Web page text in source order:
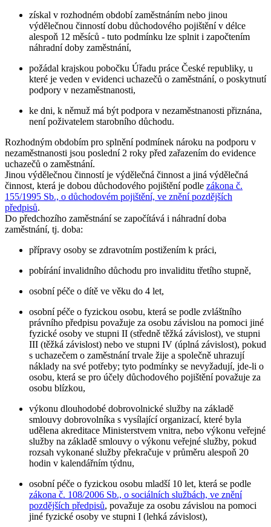
získal v rozhodném období zaměstnáním nebo jinou
výdělečnou činností dobu důchodového pojištění v délce
alespoň 12 měsíců - tuto podmínku lze splnit i započtením
náhradní doby zaměstnání,
požádal krajskou pobočku Úřadu práce České republiky, u
které je veden v evidenci uchazečů o zaměstnání, o poskytnutí
podpory v nezaměstnanosti,
ke dni, k němuž má být podpora v nezaměstnanosti přiznána,
není poživatelem starobního důchodu.
Rozhodným obdobím pro splnění podmínek nároku na podporu v
nezaměstnanosti jsou poslední 2 roky před zařazením do evidence
uchazečů o zaměstnání.
Jinou výdělečnou činností je výdělečná činnost a jiná výdělečná
činnost, která je dobou důchodového pojištění podle zákona č.
155/1995 Sb., o důchodovém pojištění, ve znění pozdějších
předpisů.
Do předchozího zaměstnání se započítává i náhradní doba
zaměstnání, tj. doba:
přípravy osoby se zdravotním postižením k práci,
pobírání invalidního důchodu pro invaliditu třetího stupně,
osobní péče o dítě ve věku do 4 let,
osobní péče o fyzickou osobu, která se podle zvláštního
právního předpisu považuje za osobu závislou na pomoci jiné
fyzické osoby ve stupni II (středně těžká závislost), ve stupni
III (těžká závislost) nebo ve stupni IV (úplná závislost), pokud
s uchazečem o zaměstnání trvale žije a společně uhrazují
náklady na své potřeby; tyto podmínky se nevyžadují, jde-li o
osobu, která se pro účely důchodového pojištění považuje za
osobu blízkou,
výkonu dlouhodobé dobrovolnické služby na základě
smlouvy dobrovolníka s vysílající organizací, které byla
udělena akreditace Ministerstvem vnitra, nebo výkonu veřejné
služby na základě smlouvy o výkonu veřejné služby, pokud
rozsah vykonané služby překračuje v průměru alespoň 20
hodin v kalendářním týdnu,
osobní péče o fyzickou osobu mladší 10 let, která se podle
zákona č. 108/2006 Sb., o sociálních službách, ve znění
pozdějších předpisů, považuje za osobu závislou na pomoci
jiné fyzické osoby ve stupni I (lehká závislost),